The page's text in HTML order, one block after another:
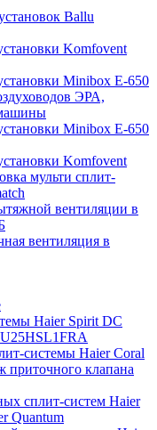
Ballu
Komfovent
Minibox E-650
ЭРА,
Minibox E-650
Komfovent
мульти сплит-
вентиляции в
вентиляция в
Haier Spirit DC
системы Haier Coral
приточного клапана
сплит-систем Haier
Quantum